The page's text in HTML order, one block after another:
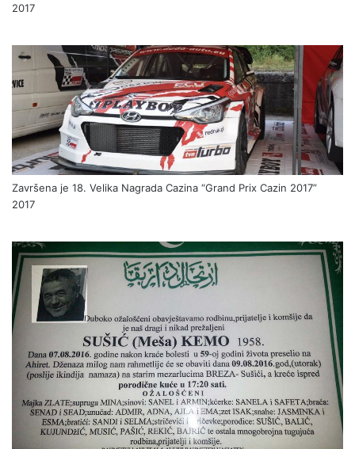
2017
Završena je 18. Velika Nagrada Cazina “Grand Prix Cazin 2017”
2017